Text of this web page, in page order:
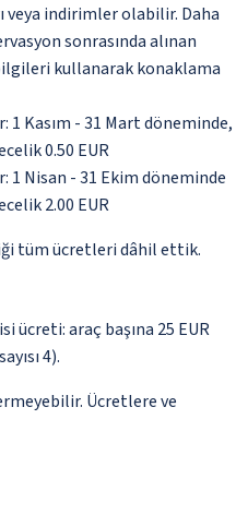
veya indirimler olabilir. Daha
sonrasında alınan
kullanarak konaklama
1 Kasım - 31 Mart döneminde,
0.50 EUR
1 Nisan - 31 Ekim döneminde
2.00 EUR
tüm ücretleri dâhil ettik.
ücreti: araç başına 25 EUR
4).
Ücretlere ve